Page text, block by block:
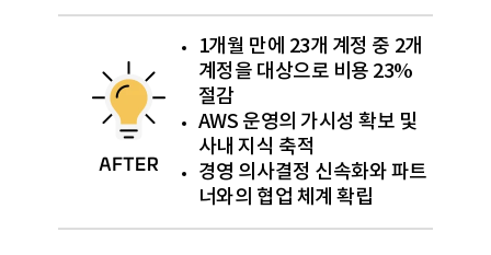
1개월 만에 23개 계정 중 2개
계정을 대상으로 비용 23%
절감
AWS 운영의 가시성 확보 및
사내 지식 축적
경영 의사결정 신속화와 파트
너와의 협업 체계 확립